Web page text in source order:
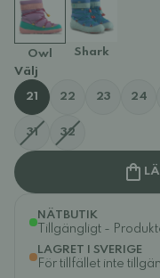
Owl
Shark
Välj
21 22 23 24
31 32
NÄTBUTIK
Tillgängligt -
LAGRET I SVERIGE
För tillfället inte